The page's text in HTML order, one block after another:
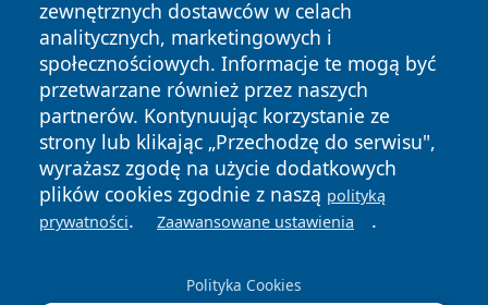
zewnętrznych dostawców w celach
analitycznych, marketingowych i
społecznościowych. Informacje te mogą być
przetwarzane również przez naszych
partnerów. Kontynuując korzystanie ze
strony lub klikając „Przechodzę do serwisu",
wyrażasz zgodę na użycie dodatkowych
plików cookies zgodnie z naszą polityką
prywatności. Zaawansowane ustawienia .
Polityka Cookies
Copyright © 2026 dabrowski24.pl Wszystkie prawa
zastrzeżone.
News Autorzy
Polityka
Prywatności
Polityka
Cookies